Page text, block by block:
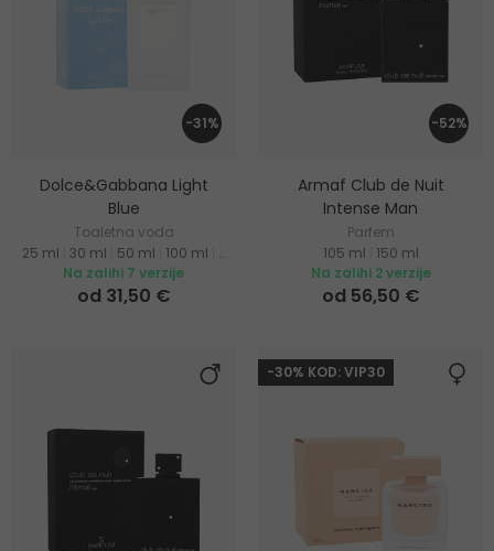
-31%
Dolce&Gabbana Light
Blue
Toaletna voda
25 ml 30 ml 50 ml 100 ml
200 ml
Na zalihi 7 verzije
od 31,50 €
-52%
Armaf Club de Nuit
Intense Man
Parfem
105 ml
150 ml
Na zalihi 2 verzije
od 56,50 €
-30% KOD: VIP30